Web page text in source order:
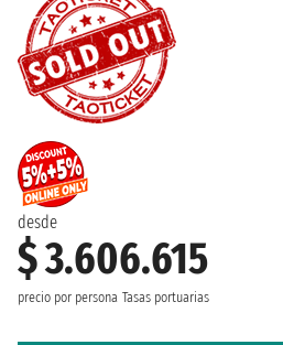
desde
$ 3.606.615
precio por persona Tasas portuarias